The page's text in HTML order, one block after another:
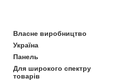
Власне виробництво
Україна
Панель
Для широкого спектру
товарів